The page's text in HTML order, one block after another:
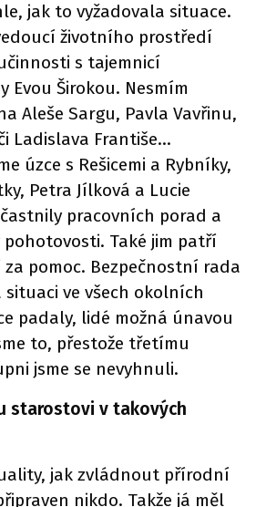
jak to vyžadovala situace.
životního prostředí
s tajemnicí
Evou Širokou. Nesmím
Aleše Sargu, Pavla Vavřinu,
Ladislava Františe…
úzce s Rešicemi a Rybníky,
Petra Jílková a Lucie
pracovních porad a
pohotovosti. Také jim patří
pomoc. Bezpečnostní rada
ve všech okolních
padaly, lidé možná únavou
to, přestože třetímu
jsme se nevyhnuli.
starostovi v takových
jak zvládnout přírodní
nikdo. Takže já měl